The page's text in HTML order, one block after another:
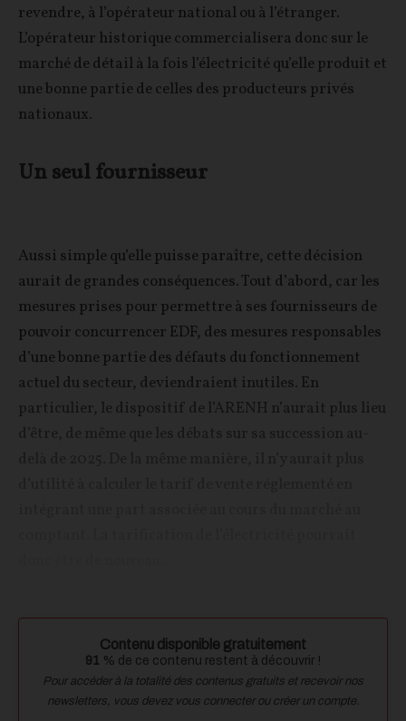
revendre, à l’opérateur national ou à l’étranger.
L’opérateur historique commercialisera donc sur le
marché de détail à la fois l’électricité qu’elle produit et
une bonne partie de celles des producteurs privés
nationaux.
Un seul fournisseur
Aussi simple qu’elle puisse paraître, cette décision
aurait de grandes conséquences. Tout d’abord, car les
mesures prises pour permettre à ses fournisseurs de
pouvoir concurrencer EDF, des mesures responsables
d’une bonne partie des défauts du fonctionnement
actuel du secteur, deviendraient inutiles. En
particulier, le dispositif de l’ARENH n’aurait plus lieu
Contenu disponible gratuitement
91 % de ce contenu restent à découvrir !
Pour accéder à la totalité des contenus gratuits et recevoir nos
newsletters, vous devez vous connecter ou créer un compte.